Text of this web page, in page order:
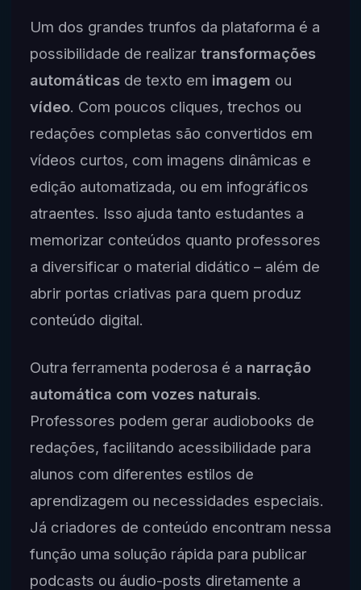
Um dos grandes trunfos da plataforma é a
possibilidade de realizar transformações
automáticasde texto em imagem ou
vídeo. Com poucos cliques, trechos ou
redações completas são convertidos em
vídeos curtos, com imagens dinâmicas e
edição automatizada, ou em infográficos
atraentes. Isso ajuda tanto estudantes a
memorizar conteúdos quanto professores
a diversificar o material didático – além de
abrir portas criativas para quem produz
conteúdo digital.
Outra ferramenta poderosa é a narração
automática com vozes naturais.
Professores podem gerar audiobooks de
redações, facilitando acessibilidade para
alunos com diferentes estilos de
aprendizagem ou necessidades especiais.
Já criadores de conteúdo encontram nessa
função uma solução rápida para publicar
podcasts ou áudio-posts diretamente a